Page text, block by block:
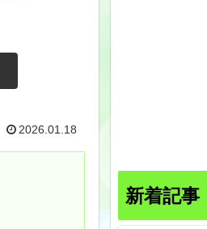
2026.01.18
新着記事